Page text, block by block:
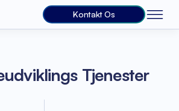
Kontakt Os
Tjenester